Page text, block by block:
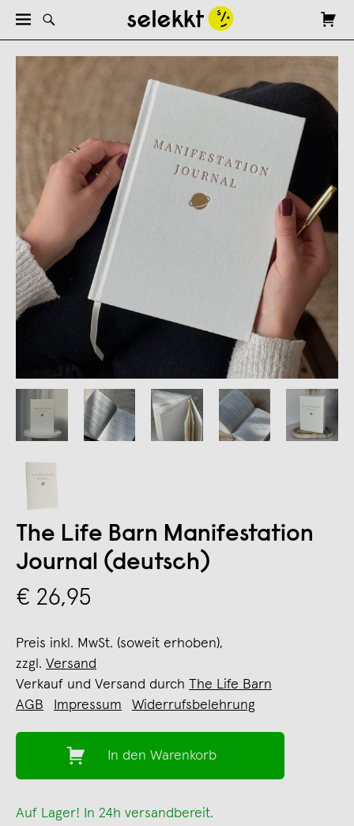
The Life Barn Manifestation
Journal (deutsch)
€ 26,95
Preis inkl. MwSt. (soweit erhoben),
zzgl. Versand
Verkauf und Versand durch The Life Barn
AGB
Impressum Widerrufsbelehrung
In den Warenkorb
Auf Lager! In 24h versandbereit.